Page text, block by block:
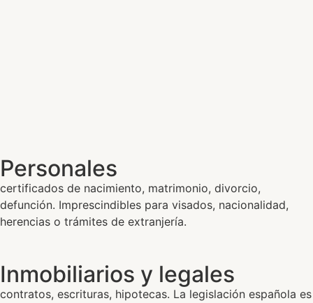
Personales
certificados de nacimiento, matrimonio, divorcio,
defunción. Imprescindibles para visados, nacionalidad,
herencias o trámites de extranjería.
Inmobiliarios y legales
contratos, escrituras, hipotecas. La legislación española es